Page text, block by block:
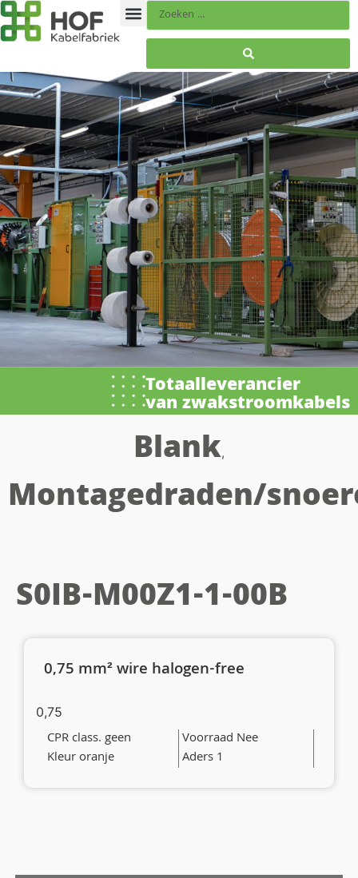
Totaalleverancier
van zwakstroomkabels
Blank,
Montagedraden/
S0IB-M00Z1-1-00B
0,75 mm² wire halogen-free
0,75
CPR class. geen
Voorraad Nee
Kleur oranje
Aders 1